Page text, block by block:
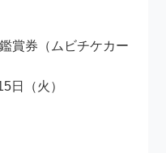
賞券（ムビチケカー
日（火）